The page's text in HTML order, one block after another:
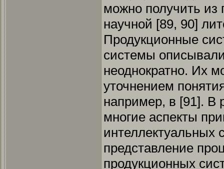
можно получить из
научной [89, 90]
Продукционные
системы
неоднократно. Их
уточнением
например, в [91]. В
многие аспекты
интеллектуальных
представление
продукционных